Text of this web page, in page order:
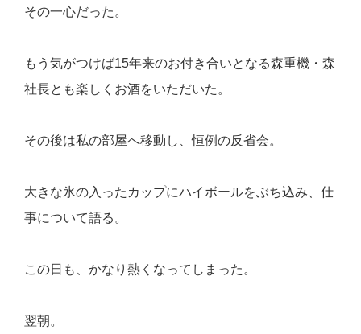
その一心だった。
もう気がつけば15年来のお付き合いとなる森重機・森
社長とも楽しくお酒をいただいた。
その後は私の部屋へ移動し、恒例の反省会。
大きな氷の入ったカップにハイボールをぶち込み、仕
事について語る。
この日も、かなり熱くなってしまった。
翌朝。